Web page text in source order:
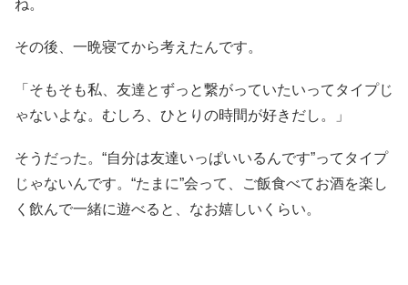
ね。
その後、一晩寝てから考えたんです。
「そもそも私、友達とずっと繋がっていたいってタイプじ
ゃないよな。むしろ、ひとりの時間が好きだし。」
そうだった。“自分は友達いっぱいいるんです”ってタイプ
じゃないんです。“たまに”会って、ご飯食べてお酒を楽し
く飲んで一緒に遊べると、なお嬉しいくらい。